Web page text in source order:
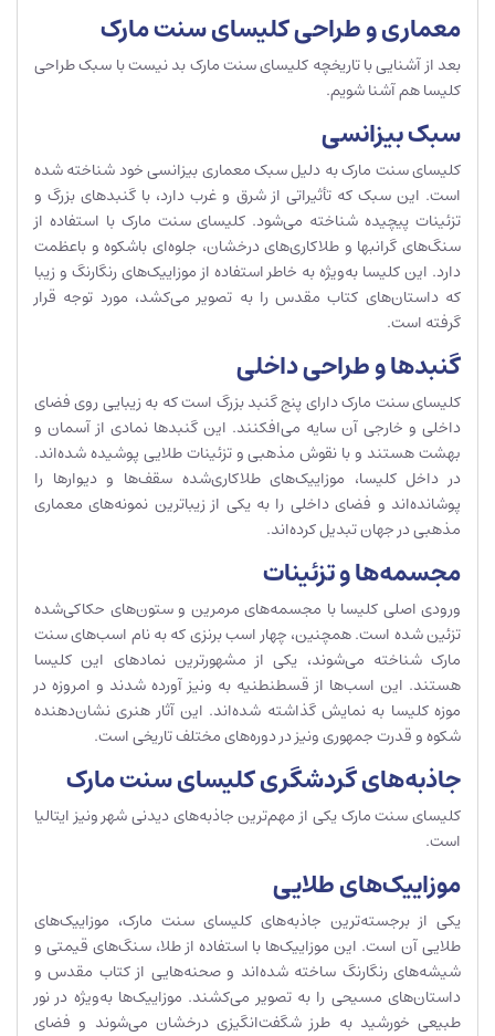
معماری و طراحی کلیسای سنت مارک
بعد از آشنایی با تاریخچه کلیسای سنت مارک بد نیست با سبک طراحی
کلیسا هم آشنا شویم.
سبک بیزانسی
کلیسای سنت مارک به دلیل سبک معماری بیزانسی خود شناخته شده
است. این سبک که تأثیراتی از شرق و غرب دارد، با گنبدهای بزرگ و
تزئینات پیچیده شناخته می‌شود. کلیسای سنت مارک با استفاده از
سنگ‌های گرانبها و طلاکاری‌های درخشان، جلوه‌ای باشکوه و باعظمت
دارد. این کلیسا به‌ویژه به خاطر استفاده از موزاییک‌های رنگارنگ و زیبا
که داستان‌های کتاب مقدس را به تصویر می‌کشد، مورد توجه قرار
گرفته است.
گنبدها و طراحی داخلی
کلیسای سنت مارک دارای پنج گنبد بزرگ است که به زیبایی روی فضای
داخلی و خارجی آن سایه می‌افکنند. این گنبدها نمادی از آسمان و
بهشت هستند و با نقوش مذهبی و تزئینات طلایی پوشیده شده‌اند.
در داخل کلیسا، موزاییک‌های طلاکاری‌شده سقف‌ها و دیوارها را
پوشانده‌اند و فضای داخلی را به یکی از زیباترین نمونه‌های معماری
مذهبی در جهان تبدیل کرده‌اند.
مجسمه‌ها و تزئینات
ورودی اصلی کلیسا با مجسمه‌های مرمرین و ستون‌های حکاکی‌شده
تزئین شده است. همچنین، چهار اسب برنزی که به نام اسب‌های سنت
مارک شناخته می‌شوند، یکی از مشهورترین نمادهای این کلیسا
هستند. این اسب‌ها از قسطنطنیه به ونیز آورده شدند و امروزه در
موزه کلیسا به نمایش گذاشته شده‌اند. این آثار هنری نشان‌دهنده
شکوه و قدرت جمهوری ونیز در دوره‌های مختلف تاریخی است.
جاذبه‌های گردشگری کلیسای سنت مارک
کلیسای سنت مارک یکی از مهم‌ترین جاذبه‌های دیدنی شهر ونیز ایتالیا
است.
موزاییک‌های طلایی
یکی از برجسته‌ترین جاذبه‌های کلیسای سنت مارک، موزاییک‌های
طلایی آن است. این موزاییک‌ها با استفاده از طلا، سنگ‌های قیمتی و
شیشه‌های رنگارنگ ساخته شده‌اند و صحنه‌هایی از کتاب مقدس و
داستان‌های مسیحی را به تصویر می‌کشند. موزاییک‌ها به‌ویژه در نور
طبیعی خورشید به طرز شگفت‌انگیزی درخشان می‌شوند و فضای